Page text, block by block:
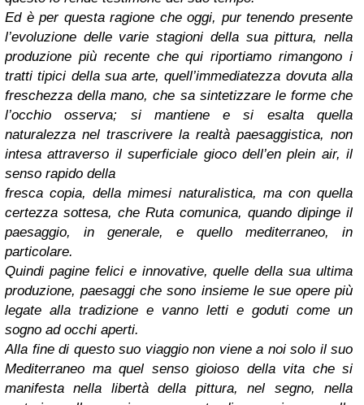
Ed è per questa ragione che oggi, pur tenendo presente
l’evoluzione delle varie stagioni della sua pittura, nella
produzione più recente che qui riportiamo rimangono i
tratti tipici della sua arte, quell’immediatezza dovuta alla
freschezza della mano, che sa sintetizzare le forme che
l’occhio osserva; si mantiene e si esalta quella
naturalezza nel trascrivere la realtà paesaggistica, non
intesa attraverso il superficiale gioco dell’en plein air, il
senso rapido della
fresca copia, della mimesi naturalistica, ma con quella
certezza sottesa, che Ruta comunica, quando dipinge il
paesaggio, in generale, e quello mediterraneo, in
particolare.
Quindi pagine felici e innovative, quelle della sua ultima
produzione, paesaggi che sono insieme le sue opere più
legate alla tradizione e vanno letti e goduti come un
sogno ad occhi aperti.
Alla fine di questo suo viaggio non viene a noi solo il suo
Mediterraneo ma quel senso gioioso della vita che si
manifesta nella libertà della pittura, nel segno, nella